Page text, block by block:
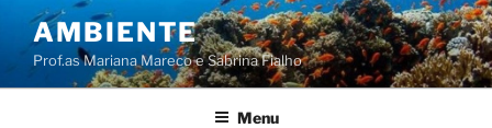
Saltar
para
o
conteúdo
AMBIENTE
Prof.as Mariana Mareco e Sabrina Fialho
Menu